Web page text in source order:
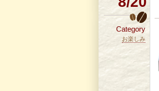
Category
お楽しみ